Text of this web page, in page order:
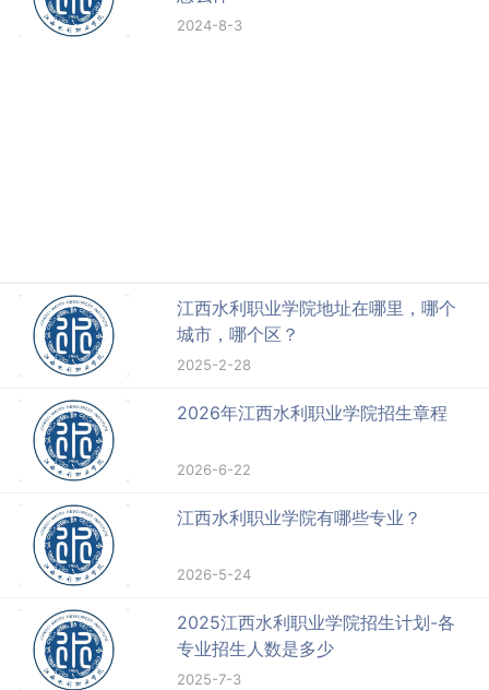
2024-8-3
江西水利职业学院地址在哪里，哪个
城市，哪个区？
2025-2-28
2026年江西水利职业学院招生章程
2026-6-22
江西水利职业学院有哪些专业？
2026-5-24
2025江西水利职业学院招生计划-各
专业招生人数是多少
2025-7-3